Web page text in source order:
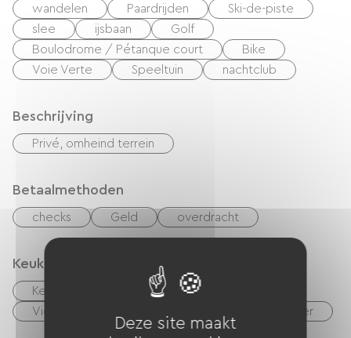
bloemrijke dorpjes langs de wijnroute verkent.
wandelen
Paardrijden
Ski-de-piste
slee
ijsbaan
Golf
Boulodrome / Pétanque court
Bike
Voie Verte
Speeltuin nachtclub
Beschrijving
Privé, omheind terrein
Betaalmethoden
checks Geld overdracht
Keuken
Keukentje cuisinière
Vier
Vriezer
Deze site maakt